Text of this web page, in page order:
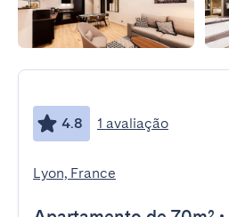
4.8 1 avaliação
Lyon, France